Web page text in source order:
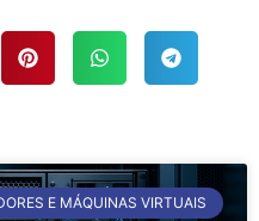
E MÁQUINAS VIRTUAIS